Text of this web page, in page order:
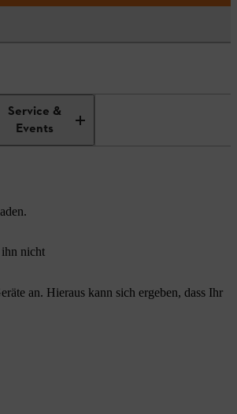
Service &
Events
ihn nicht
an. Hieraus kann sich ergeben, dass Ihr